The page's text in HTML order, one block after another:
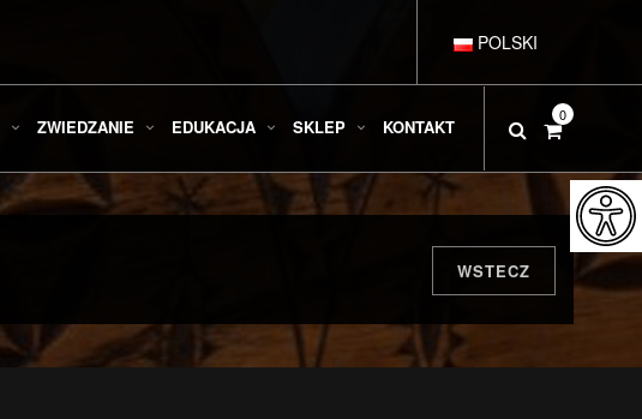
POLSKI
DEUTSCH
ESPAÑOL
ZWIEDZANIE EDUKACJA SKLEP KONTAKT
0
WSTECZ